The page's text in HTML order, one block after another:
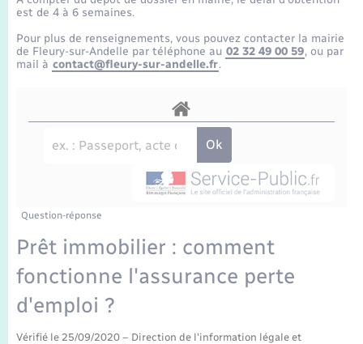
Etat-civil - Papiers - Citoyenneté
Mariage – PACS
Recensement
Loisirs
Organisation d’événement
Sécurité - Prévention
Transports scolaires
Travaux - Autorisation d’occupation de l’espace
public
Compétences
Présentation de la commune
La Communauté de communes
est de 4 à 6 semaines.
Pour plus de renseignements, vous pouvez contacter la mairie
de Fleury-sur-Andelle par téléphone au 02 32 49 00 59, ou par
mail à contact@fleury-sur-andelle.fr.
Question-réponse
Prêt immobilier : comment
fonctionne l'assurance perte
d'emploi ?
Vérifié le 25/09/2020 – Direction de l'information légale et